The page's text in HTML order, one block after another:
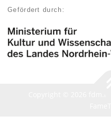
Gefördert durch: